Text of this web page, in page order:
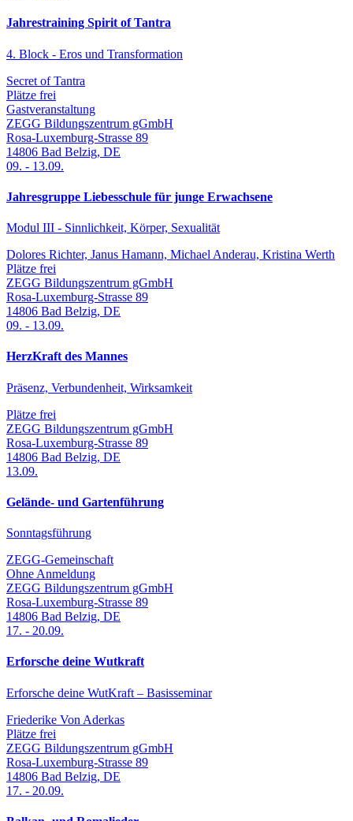
Jahrestraining Spirit of Tantra
4. Block - Eros und Transformation
Secret of Tantra
Plätze frei
Gastveranstaltung
ZEGG Bildungszentrum gGmbH
Rosa-Luxemburg-Strasse 89
14806 Bad Belzig, DE
09. - 13.09.
Jahresgruppe Liebesschule für junge Erwachsene
Modul III - Sinnlichkeit, Körper, Sexualität
Dolores Richter, Janus Hamann, Michael Anderau, Kristina Werth
Plätze frei
ZEGG Bildungszentrum gGmbH
Rosa-Luxemburg-Strasse 89
14806 Bad Belzig, DE
09. - 13.09.
HerzKraft des Mannes
Präsenz, Verbundenheit, Wirksamkeit
Plätze frei
ZEGG Bildungszentrum gGmbH
Rosa-Luxemburg-Strasse 89
14806 Bad Belzig, DE
13.09.
Gelände- und Gartenführung
Sonntagsführung
ZEGG-Gemeinschaft
Ohne Anmeldung
ZEGG Bildungszentrum gGmbH
Rosa-Luxemburg-Strasse 89
14806 Bad Belzig, DE
17. - 20.09.
Erforsche deine Wutkraft
Erforsche deine WutKraft – Basisseminar
Friederike Von Aderkas
Plätze frei
ZEGG Bildungszentrum gGmbH
Rosa-Luxemburg-Strasse 89
14806 Bad Belzig, DE
17. - 20.09.